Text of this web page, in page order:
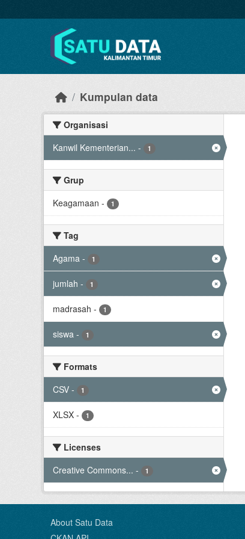
Kumpulan data
Organisasi
Kanwil Kementerian... - 1
Grup
Keagamaan - 1
Tag
Agama - 1
jumlah - 1
madrasah - 1
siswa - 1
Formats
CSV - 1
XLSX - 1
Licenses
Creative Commons... - 1
About Satu Data